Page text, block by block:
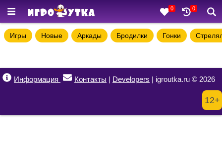
0 0
Игры Новые Аркады Бродилки Гонки
Информация Контакты | Developers | igroutka.ru © 2026
12+